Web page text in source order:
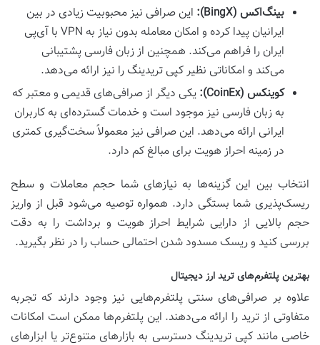
بینگ‌اکس (BingX):
این صرافی نیز محبوبیت زیادی در بین
ایرانیان پیدا کرده و امکان معامله بدون نیاز به VPN با آی‌پی
ایران را فراهم می‌کند. همچنین از زبان فارسی پشتیبانی
می‌کند و امکاناتی نظیر کپی تریدینگ را نیز ارائه می‌دهد.
کوینکس (CoinEx):
یکی دیگر از صرافی‌های قدیمی و معتبر که
به زبان فارسی نیز موجود است و خدمات گسترده‌ای به کاربران
ایرانی ارائه می‌دهد. این صرافی نیز معمولاً سخت‌گیری کمتری
در زمینه احراز هویت برای مبالغ کم دارد.
انتخاب بین این گزینه‌ها به نیازهای شما حجم معاملات و سطح
ریسک‌پذیری شما بستگی دارد. همواره توصیه می‌شود قبل از واریز
حجم بالایی از دارایی شرایط احراز هویت و برداشت را به دقت
بررسی کنید و ریسک مسدود شدن احتمالی حساب را در نظر بگیرید.
بهترین پلتفرم‌های ترید ارز دیجیتال
علاوه بر صرافی‌های سنتی پلتفرم‌هایی نیز وجود دارند که تجربه
متفاوتی از ترید را ارائه می‌دهند. این پلتفرم‌ها ممکن است امکانات
خاصی مانند کپی تریدینگ دسترسی به بازارهای متنوع‌تر یا ابزارهای